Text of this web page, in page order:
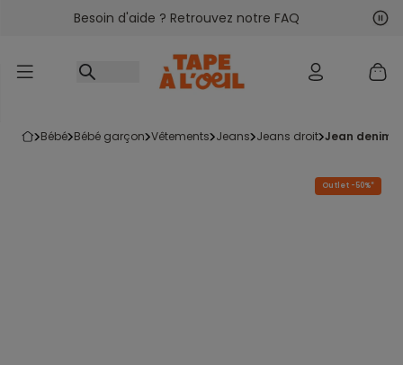
Accéder au contenu
Besoin d'aide ? Retrouvez notre FAQ
bébé bébé garçon vêtements jeans jeans droit jean denim
Outlet -50%*